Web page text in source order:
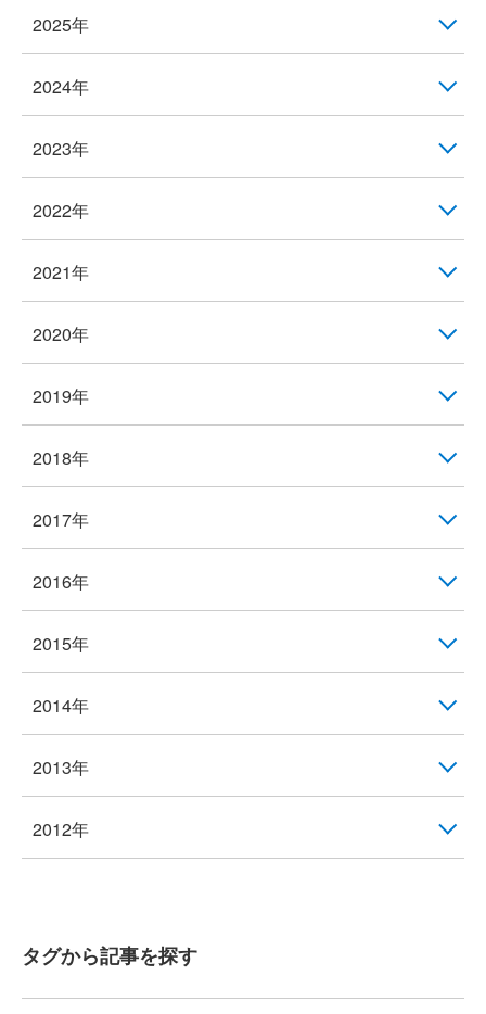
2025年
2024年
2023年
2022年
2021年
2020年
2019年
2018年
2017年
2016年
2015年
2014年
2013年
2012年
タグから記事を探す